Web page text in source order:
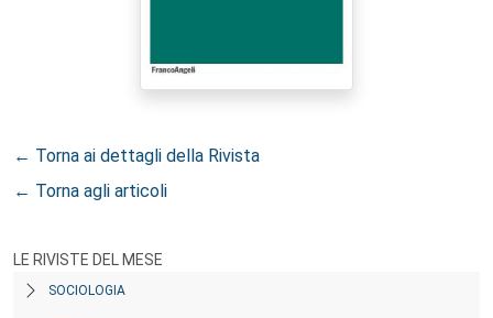
← Torna ai dettagli della Rivista
← Torna agli articoli
LE RIVISTE DEL MESE
SOCIOLOGIA